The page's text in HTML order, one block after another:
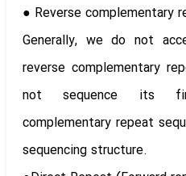
● Reverse complementary
Generally, we do not
reverse complementary
not sequence its
complementary repeat
sequencing structure.